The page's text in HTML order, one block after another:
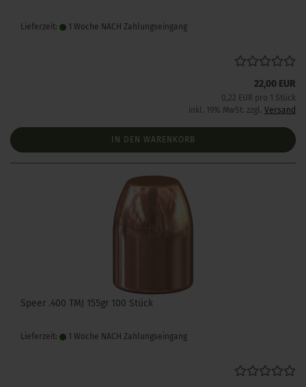
Lieferzeit: 1 Woche NACH Zahlungseingang
22,00 EUR
0,22 EUR pro 1 Stück
inkl. 19% MwSt. zzgl. Versand
IN DEN WARENKORB
Speer .400 TMJ 155gr 100 Stück
Lieferzeit: 1 Woche NACH Zahlungseingang